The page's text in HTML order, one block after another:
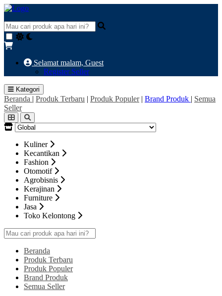
Selamat malam, Guest
Register Seller
Kategori
Beranda | Produk Terbaru | Produk Populer | Brand Produk | Semua
Seller
Kuliner
Kecantikan
Fashion
Otomotif
Agrobisnis
Kerajinan
Furniture
Jasa
Toko Kelontong
Beranda
Produk Terbaru
Produk Populer
Brand Produk
Semua Seller